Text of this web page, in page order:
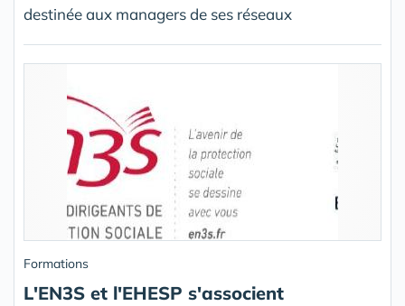
destinée aux managers de ses réseaux
Formations
L'EN3S et l'EHESP s'associent